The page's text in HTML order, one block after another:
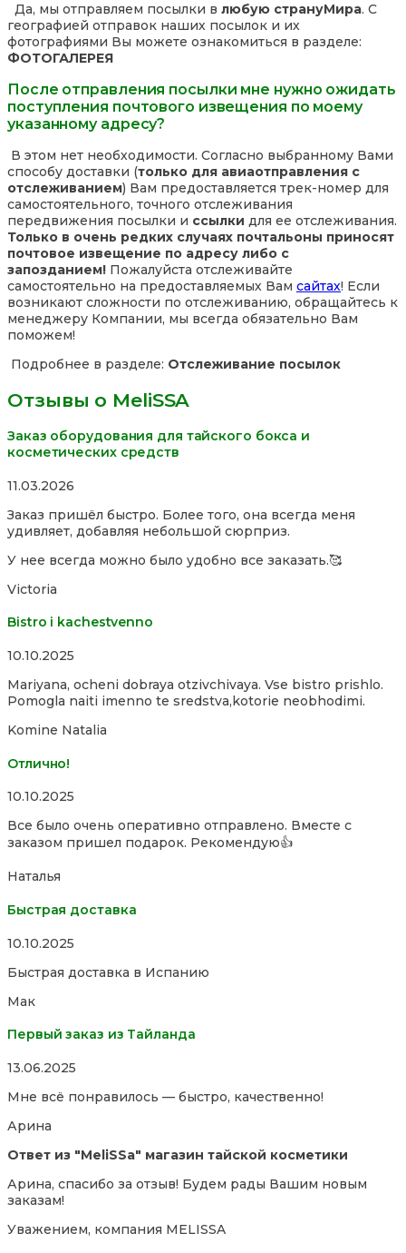
Да, мы отправляем посылки в любую странуМира. С
географией отправок наших посылок и их
фотографиями Вы можете ознакомиться в разделе:
ФОТОГАЛЕРЕЯ
После отправления посылки мне нужно ожидать
поступления почтового извещения по моему
указанному адресу?
В этом нет необходимости. Согласно выбранному Вами
способу доставки (только для авиаотправления с
отслеживанием) Вам предоставляется трек-номер для
самостоятельного, точного отслеживания
передвижения посылки и ссылки для ее отслеживания.
Только в очень редких случаях почтальоны приносят
почтовое извещение по адресу либо с
запозданием! Пожалуйста отслеживайте
самостоятельно на предоставляемых Вам сайтах! Если
возникают сложности по отслеживанию, обращайтесь к
менеджеру Компании, мы всегда обязательно Вам
поможем!
Подробнее в разделе: Отслеживание посылок
Отзывы о MeliSSA
Заказ оборудования для тайского бокса и
косметических средств
Rated
out
of
11.03.2026
Заказ пришёл быстро. Более того, она всегда меня
удивляет, добавляя небольшой сюрприз.
У нее всегда можно было удобно все заказать.🥰
Victoria
Bistro i kachestvenno
Rated
out
of
10.10.2025
Mariyana, ocheni dobraya otzivchivaya. Vse bistro prishlo.
Pomogla naiti imenno te sredstva,kotorie neobhodimi.
Komine Natalia
Отлично!
Rated
out
of
10.10.2025
Все было очень оперативно отправлено. Вместе с
заказом пришел подарок. Рекомендую👍
Наталья
Быстрая доставка
Rated
out
5
10.10.2025
Быстрая доставка в Испанию
Мак
Первый заказ из Тайланда
Rated
out
5
13.06.2025
Мне всё понравилось — быстро, качественно!
Арина
Ответ из "MeliSSa" магазин тайской косметики
Арина, спасибо за отзыв! Будем рады Вашим новым
заказам!
Уважением, компания MELISSA